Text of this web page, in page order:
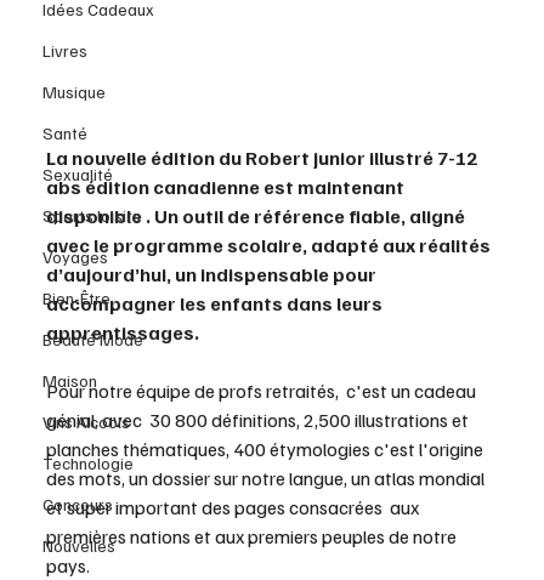
Idées Cadeaux
Livres
Musique
Santé
Sexualité
Sports loisirs
Voyages
Bien-Être
Beauté Mode
Maison
Vins Alcools
Technologie
Concours
Nouvelles
La nouvelle édition du Robert junior illustré 7-12
abs édition canadienne est maintenant
disponible . Un outil de référence fiable, aligné
avec le programme scolaire, adapté aux réalités
d’aujourd’hui, un indispensable pour
accompagner les enfants dans leurs
apprentissages.
Pour notre équipe de profs retraités,  c'est un cadeau
génial, avec  30 800 définitions, 2,500 illustrations et
planches thématiques, 400 étymologies c'est l'origine
des mots, un dossier sur notre langue, un atlas mondial
et super important des pages consacrées  aux
premières nations et aux premiers peuples de notre
pays.